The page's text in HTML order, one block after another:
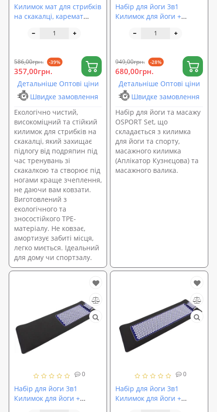
Килимок мат для стрибків
на скакалці, каремат
та спорту TPE 8мм
586,00грн. -39%
357,00грн.
Детальніше Оптові ціни
Швидке замовлення
Екологічно чистий,
високоміцний та стійкий
килимок для стрибків на
скакалці, який захищає
підлогу від подряпин під
час тренувань зі
скакалкою та створює під
ногами краще зчеплення,
не даючи вам ковзати.
Виготовлений з
екологічного та
зносостійкого TPE-
матеріалу. Не ковзає,
амортизує забиті місця,
легко миється. Ідеальний
для дому чи спортзалу.
Набір для йоги 3в1
Килимок для йоги +
Аплікатор Кузнєцова +
949,00грн. -28%
680,00грн.
Детальніше Оптові ціни
Швидке замовлення
Набір для йоги та масажу
OSPORT Set, що
складається з килимка
для йоги та спорту,
масажного килимка
(Аплікатор Кузнєцова) та
масажного валика.
0
Набір для йоги 3в1
Килимок для йоги +
0
Набір для йоги 3в1
Килимок для йоги +